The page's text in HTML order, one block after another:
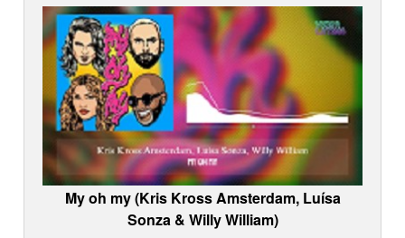
My oh my (Kris Kross Amsterdam, Luísa
Sonza & Willy William)